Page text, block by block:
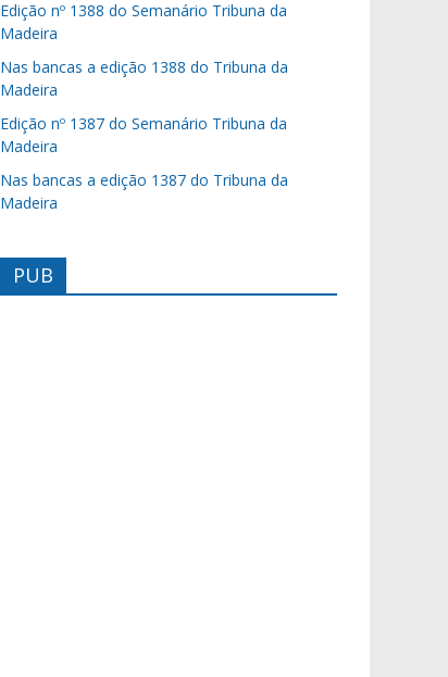
Edição nº 1388 do Semanário Tribuna da
Madeira
Nas bancas a edição 1388 do Tribuna da
Madeira
Edição nº 1387 do Semanário Tribuna da
Madeira
Nas bancas a edição 1387 do Tribuna da
Madeira
PUB